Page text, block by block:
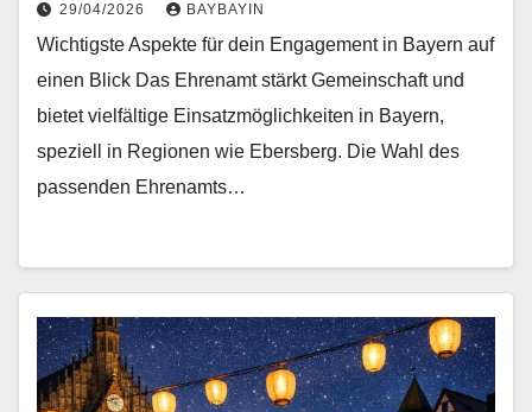
29/04/2026 BAYBAYIN
Wichtigste Aspekte für dein Engagement in Bayern auf
einen Blick Das Ehrenamt stärkt Gemeinschaft und
bietet vielfältige Einsatzmöglichkeiten in Bayern,
speziell in Regionen wie Ebersberg. Die Wahl des
passenden Ehrenamts…